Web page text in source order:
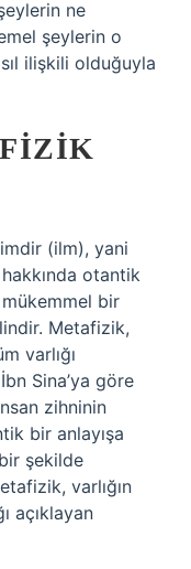
ne
şeylerin o
ilişkili olduğuyla
(ilm), yani
hakkında otantik
mükemmel bir
Metafizik,
varlığı
Sina’ya göre
zihninin
bir anlayışa
şekilde
varlığın
açıklayan